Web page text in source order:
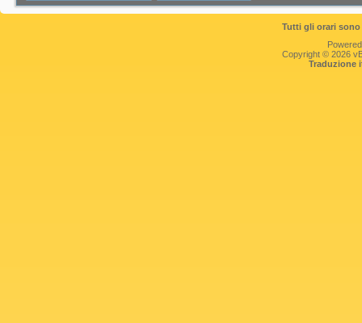
Tutti gli orari
Copyright © 2026
Traduzione